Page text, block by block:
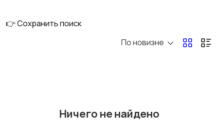
👉 Сохранить поиск
По новизне
Ничего не найдено